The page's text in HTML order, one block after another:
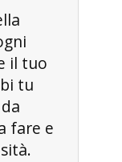
il tuo
tu
fare e